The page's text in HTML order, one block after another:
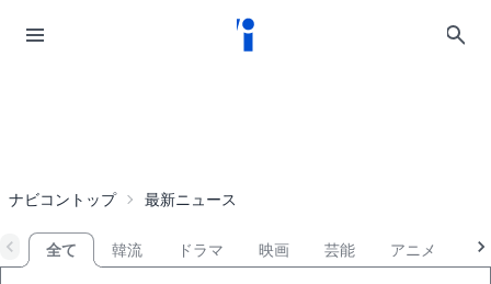
ナビコントップ 最新ニュース
全て 韓流 ドラマ 映画 芸能 アニメ